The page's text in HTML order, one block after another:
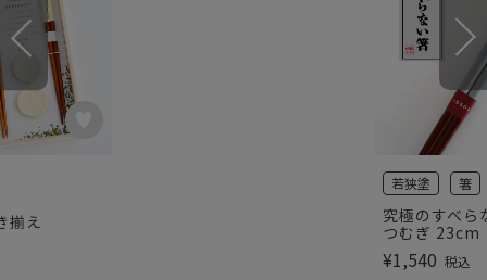
揃え
究極のすべら
つむぎ 23cm
若狭塗 箸
¥1,540 税込